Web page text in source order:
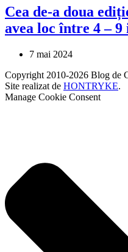
Cea de-a doua
avea loc între 4 – 9
7 mai 2024
Copyright 2010-2026 Blog de
Site realizat de HONTRYKE.
Manage Cookie Consent